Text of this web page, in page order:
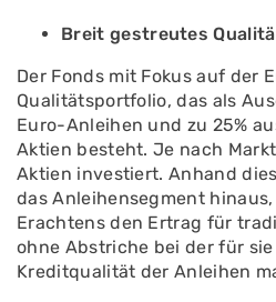
Breit gestreutes
Der Fonds mit Fokus auf der
Qualitätsportfolio, das als
Euro-Anleihen und zu 25%
Aktien besteht. Je nach
Aktien investiert. Anhand
das Anleihensegment
Erachtens den Ertrag für
ohne Abstriche bei der für
Kreditqualität der Anleihen